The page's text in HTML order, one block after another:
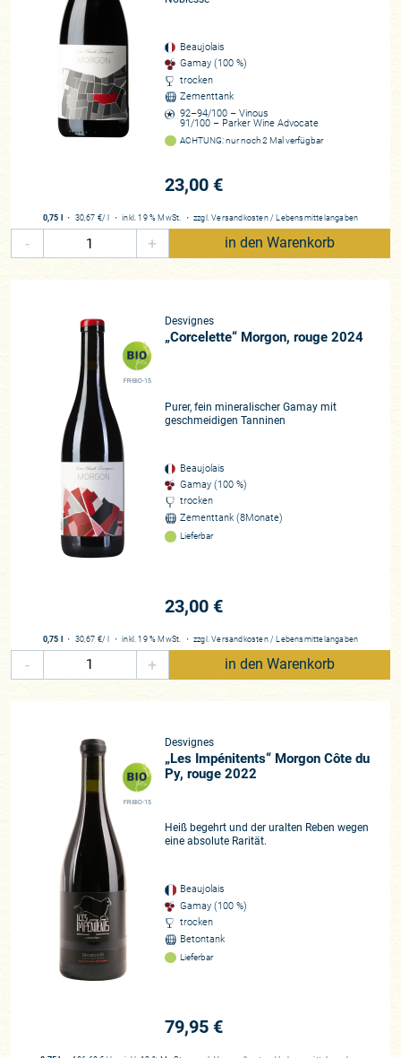
Rebfläche
13 Hektar
Chardonnay, Gamay
Beste Lagen
Côte du Py, Javernières
Seit acht Generationen bearbeitet die Familie Desvignes liebevoll ihre
Beaujolais
Gamay (100 %)
trocken
Zementtank
92–94/100 – Vinous
91/100 – Parker Wine Advocate
ACHTUNG: nur noch 2 Mal verfügbar
23,00 €
0,75 l ・ 30,67 €/ l ・inkl. 19 % MwSt. ・ zzgl.Versandkosten / Lebensmittelangaben
- + in den Warenkorb
FR-BIO-15
Desvignes
„Corcelette“ Morgon, rouge 2024
Purer, fein mineralischer Gamay mit
geschmeidigen Tanninen
Beaujolais
Gamay (100 %)
trocken
Zementtank (8Monate)
Lieferbar
23,00 €
0,75 l ・ 30,67 €/ l ・inkl. 19 % MwSt. ・ zzgl.Versandkosten / Lebensmittelangaben
- + in den Warenkorb
FR-BIO-15
Desvignes
„Les Impénitents“ Morgon Côte du
Py, rouge 2022
Heiß begehrt und der uralten Reben wegen
eine absolute Rarität.
Beaujolais
Gamay (100 %)
trocken
Betontank
Lieferbar
79,95 €